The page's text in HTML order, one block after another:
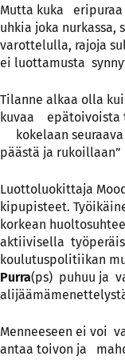
Mutta kuka
uhkia joka
varottelulla, rajoja
ei luottamusta
Tilanne alkaa olla
kuvaa epätoivoista
kokelaan seuraava
päästä ja rukoillaan”
Luottoluokittaja
kipupisteet.
korkean
aktiivisella
koulutuspolitiikan
Purra(ps) puhuu ja
Menneeseen ei voi
antaa toivon ja